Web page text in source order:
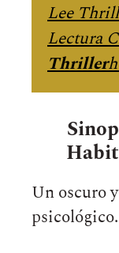
Lee
Thriller
Un oscuro
psicológico.